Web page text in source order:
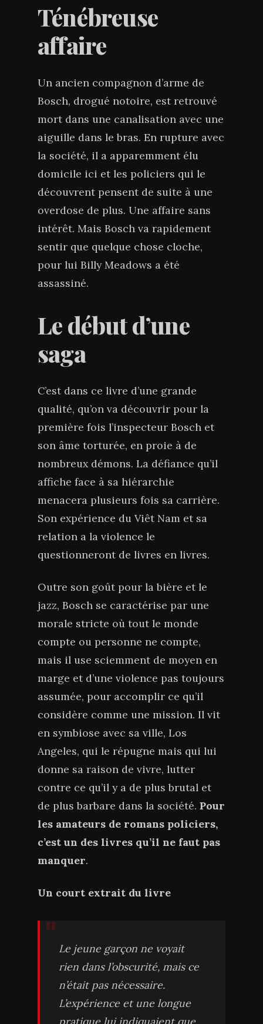
Ténébreuse
affaire
Un ancien compagnon d’arme de
Bosch, drogué notoire, est retrouvé
mort dans une canalisation avec une
aiguille dans le bras. En rupture avec
la société, il a apparemment élu
domicile ici et les policiers qui le
découvrent pensent de suite à une
overdose de plus. Une affaire sans
intérêt. Mais Bosch va rapidement
sentir que quelque chose cloche,
pour lui Billy Meadows a été
assassiné.
Le début d’une
saga
C’est dans ce livre d’une grande
qualité, qu’on va découvrir pour la
première fois l’inspecteur Bosch et
son âme torturée, en proie à de
nombreux démons. La défiance qu’il
affiche face à sa hiérarchie
menacera plusieurs fois sa carrière.
Son expérience du Viêt Nam et sa
relation a la violence le
questionneront de livres en livres.
Outre son goût pour la bière et le
jazz, Bosch se caractérise par une
morale stricte où tout le monde
compte ou personne ne compte,
mais il use sciemment de moyen en
marge et d’une violence pas toujours
assumée, pour accomplir ce qu’il
considère comme une mission. Il vit
en symbiose avec sa ville, Los
Angeles, qui le répugne mais qui lui
donne sa raison de vivre, lutter
contre ce qu’il y a de plus brutal et
de plus barbare dans la société. Pour
les amateurs de romans policiers,
c’est un des livres qu’il ne faut pas
manquer.
Un court extrait du livre
Le jeune garçon ne voyait
rien dans l’obscurité, mais ce
n’était pas nécessaire.
L’expérience et une longue